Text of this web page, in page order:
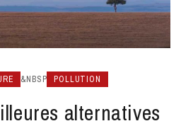
&NBSP POLLUTION
alternatives